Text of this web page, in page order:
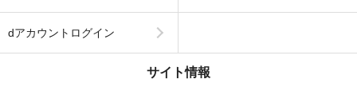
dアカウントログイン
サイト情報